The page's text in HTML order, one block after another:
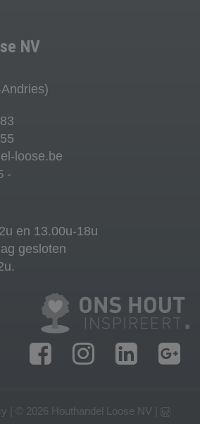
NV
loose.be
-
en 13.00u-18u
gesloten
| © 2026 Houthandel Loose NV